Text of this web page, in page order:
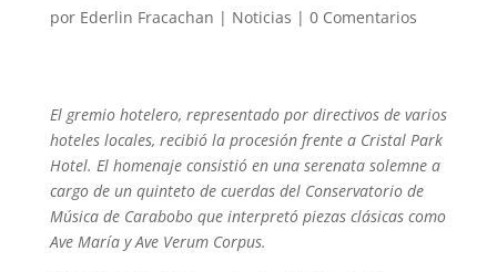
por Ederlin Fracachan | Noticias | 0 Comentarios
El gremio hotelero, representado por directivos de varios
hoteles locales, recibió la procesión frente a Cristal Park
Hotel. El homenaje consistió en una serenata solemne a
cargo de un quinteto de cuerdas del Conservatorio de
Música de Carabobo que interpretó piezas clásicas como
Ave María y Ave Verum Corpus.